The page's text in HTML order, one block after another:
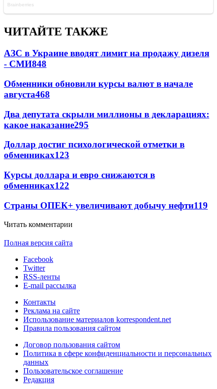
ЧИТАЙТЕ ТАКЖЕ
АЗС в Украине вводят лимит на продажу дизеля
- СМИ848
Обменники обновили курсы валют в начале
августа468
Два депутата скрыли миллионы в декларациях:
какое наказание295
Доллар достиг психологической отметки в
обменниках123
Курсы доллара и евро снижаются в
обменниках122
Страны ОПЕК+ увеличивают добычу нефти119
Читать комментарии
Полная версия сайта
Facebook
Twitter
RSS-ленты
E-mail рассылка
Контакты
Реклама на сайте
Использование материалов korrespondent.net
Правила пользования сайтом
Договор пользования сайтом
Политика в сфере конфиденциальности и персональных
данных
Пользовательское соглашение
Редакция